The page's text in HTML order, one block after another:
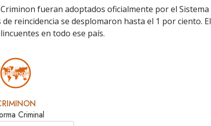
fueran adoptados oficialmente por el Sistema
reincidencia se desplomaron hasta el 1 por ciento. El
en todo ese país.
Criminal